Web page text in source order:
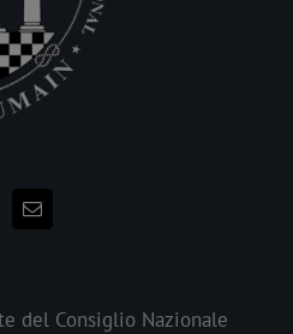
del Consiglio Nazionale